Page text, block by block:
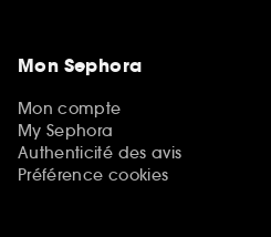
Mon Sephora
Mon compte
My Sephora
Authenticité des avis
Préférence cookies